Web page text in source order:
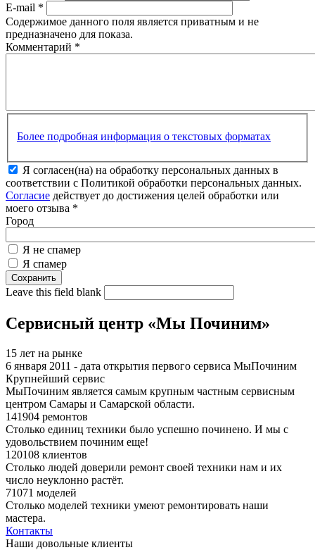
E-mail *
Содержимое данного поля является приватным и не
предназначено для показа.
Комментарий *
Более подробная информация о текстовых форматах
Я согласен(на) на обработку персональных данных в
соответствии с Политикой обработки персональных данных.
Согласие действует до достижения целей обработки или
моего отзыва *
Город
Я не спамер
Я спамер
Leave this field blank
Сервисный центр «Мы Починим»
15 лет на рынке
6 января 2011 - дата открытия первого сервиса МыПочиним
Крупнейший сервис
МыПочиним является самым крупным частным сервисным
центром Самары и Самарской области.
141904 ремонтов
Столько единиц техники было успешно починено. И мы с
удовольствием починим еще!
120108 клиентов
Столько людей доверили ремонт своей техники нам и их
число неуклонно растёт.
71071 моделей
Столько моделей техники умеют ремонтировать наши
мастера.
Контакты
Наши довольные клиенты